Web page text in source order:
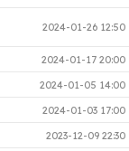
2024-01-26 12:50
2024-01-17 20:00
2024-01-05 14:00
2024-01-03 17:00
2023-12-09 22:30